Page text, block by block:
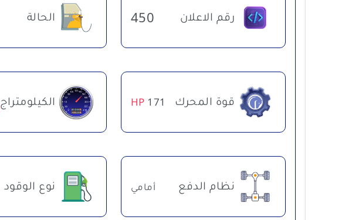
رقم الاعلان 450 الحالة
قوة المحرك 171
HP الكيلومتراج
نظام الدفع أمامي نوع الوقود